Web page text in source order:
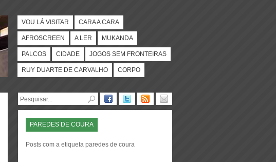
VOU LÁ VISITAR CARA A CARA
AFROSCREEN A LER MUKANDA
PALCOS CIDADE JOGOS SEM FRONTEIRAS
RUY DUARTE DE CARVALHO CORPO
PAREDES DE COURA
Posts com a etiqueta paredes de coura